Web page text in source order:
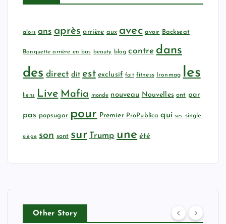
alors ans après arrière aux avec avoir Backseat
Banquette arrière en bas beauty blog contre dans
des direct dit est exclusif fait fitness Ironmag les
liens Live Mafia monde nouveau Nouvelles ont par
pas popsugar pour Premier ProPublica qui ses single
siège son sont sur Trump une été
Other Story